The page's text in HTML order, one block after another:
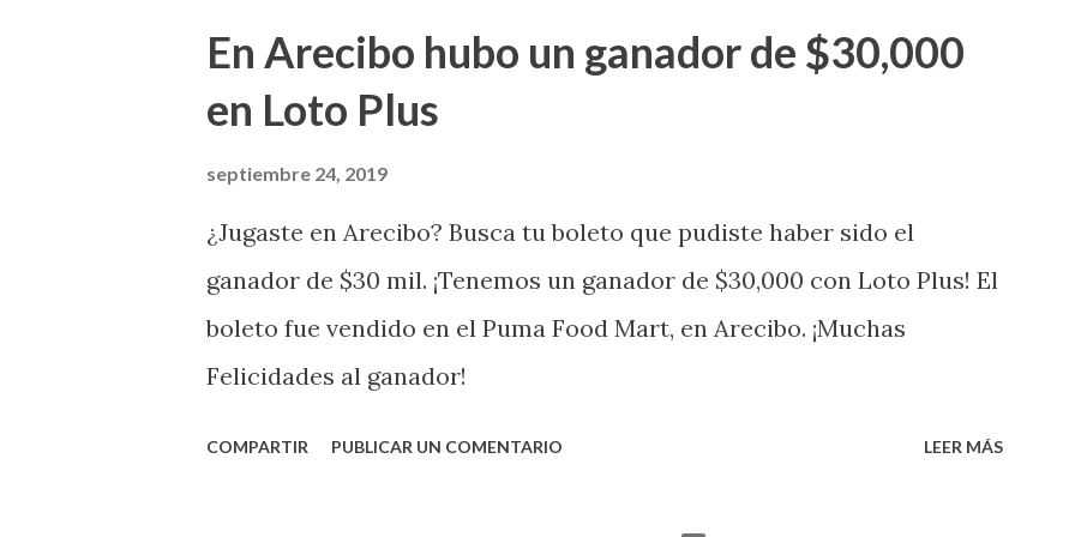
la farmacia Yarimar de la Urbanización Las Lomas en el Municipio de
San Juan ¡Enhorabuena que lo disfrute! ...
En Arecibo hubo un ganador de $30,000
en Loto Plus
septiembre 24, 2019
¿Jugaste en Arecibo? Busca tu boleto que pudiste haber sido el
ganador de $30 mil. ¡Tenemos un ganador de $30,000 con Loto Plus! El
boleto fue vendido en el Puma Food Mart, en Arecibo. ¡Muchas
Felicidades al ganador!
COMPARTIR PUBLICAR UN COMENTARIO LEER MÁS